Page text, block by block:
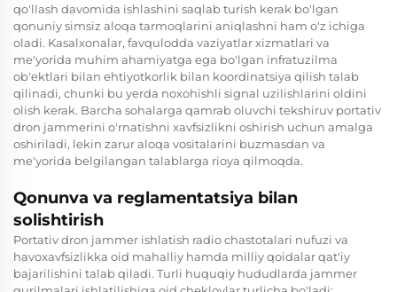
qo'llash davomida ishlashini saqlab turish kerak bo'lgan
qonuniy simsiz aloqa tarmoqlarini aniqlashni ham o'z ichiga
oladi. Kasalxonalar, favqulodda vaziyatlar xizmatlari va
me'yorida muhim ahamiyatga ega bo'lgan infratuzilma
ob'ektlari bilan ehtiyotkorlik bilan koordinatsiya qilish talab
qilinadi, chunki bu yerda noxohishli signal uzilishlarini oldini
olish kerak. Barcha sohalarga qamrab oluvchi tekshiruv portativ
dron jammerini o'rnatishni xavfsizlikni oshirish uchun amalga
oshiriladi, lekin zarur aloqa vositalarini buzmasdan va
me'yorida belgilangan talablarga rioya qilmoqda.
Qonunva va reglamentatsiya bilan
solishtirish
Portativ dron jammer ishlatish radio chastotalari nufuzi va
havoxavfsizlikka oid mahalliy hamda milliy qoidalar qat'iy
bajarilishini talab qiladi. Turli huquqiy hududlarda jammer